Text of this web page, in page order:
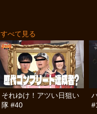
すべて見る
それゆけ！アツい日狙い
隊 #40